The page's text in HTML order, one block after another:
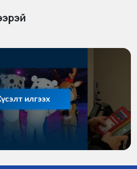
илгээх